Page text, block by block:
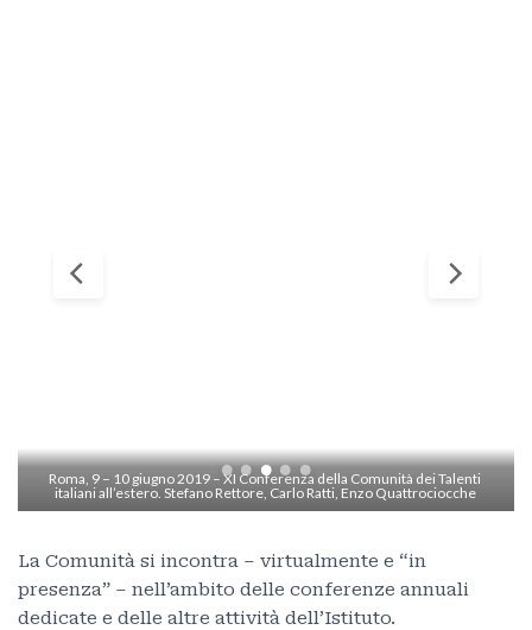
Roma, 9 – 10 giugno 2019 – XI Conferenza della Comunità dei Talenti
italiani all’estero. Stefano Rettore, Carlo Ratti, Enzo Quattrociocche
La Comunità si incontra – virtualmente e “in
presenza” – nell’ambito delle conferenze annuali
dedicate e delle altre attività dell’Istituto.